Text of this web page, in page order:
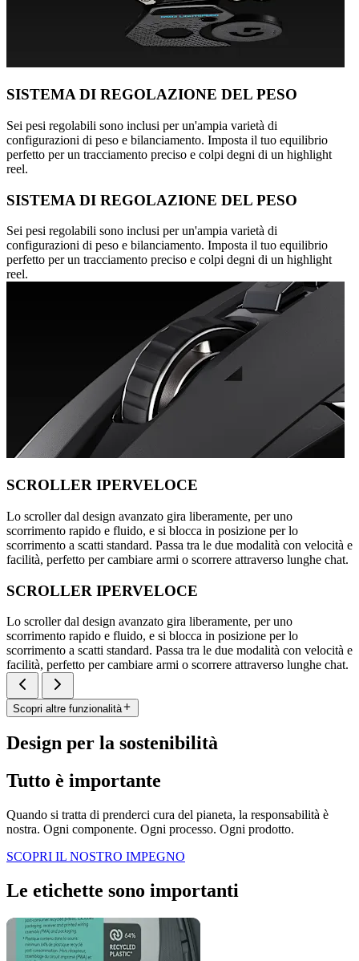
SISTEMA DI REGOLAZIONE DEL PESO
Sei pesi regolabili sono inclusi per un'ampia varietà di
configurazioni di peso e bilanciamento. Imposta il tuo equilibrio
perfetto per un tracciamento preciso e colpi degni di un highlight
reel.
SISTEMA DI REGOLAZIONE DEL PESO
Sei pesi regolabili sono inclusi per un'ampia varietà di
configurazioni di peso e bilanciamento. Imposta il tuo equilibrio
perfetto per un tracciamento preciso e colpi degni di un highlight
reel.
SCROLLER IPERVELOCE
Lo scroller dal design avanzato gira liberamente, per uno
scorrimento rapido e fluido, e si blocca in posizione per lo
scorrimento a scatti standard. Passa tra le due modalità con velocità e
facilità, perfetto per cambiare armi o scorrere attraverso lunghe chat.
SCROLLER IPERVELOCE
Lo scroller dal design avanzato gira liberamente, per uno
scorrimento rapido e fluido, e si blocca in posizione per lo
scorrimento a scatti standard. Passa tra le due modalità con velocità e
facilità, perfetto per cambiare armi o scorrere attraverso lunghe chat.
Scopri altre funzionalità
Design per la sostenibilità
Tutto è importante
Quando si tratta di prenderci cura del pianeta, la responsabilità è
nostra. Ogni componente. Ogni processo. Ogni prodotto.
SCOPRI IL NOSTRO IMPEGNO
Le etichette sono importanti